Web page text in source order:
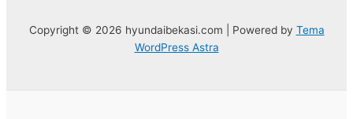
Copyright © 2026 hyundaibekasi.com | Powered by Tema
WordPress Astra